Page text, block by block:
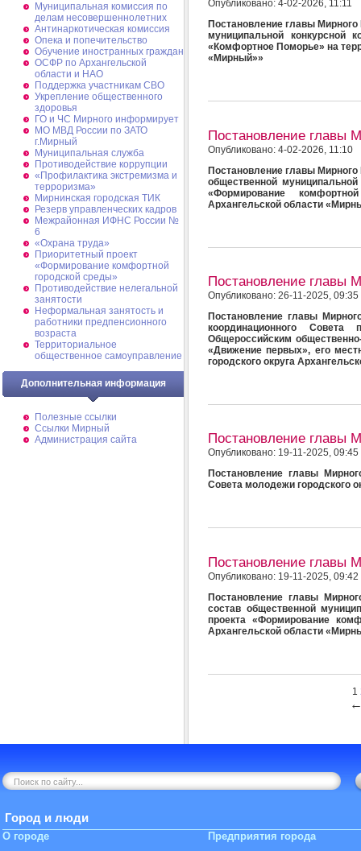
Муниципальная комиссия по
делам несовершеннолетних
Антинаркотическая комиссия
Опека и попечительство
Обучение иностранных граждан
ОСФР по Архангельской
области и НАО
Поддержка участникам СВО
Укрепление общественного
здоровья
ГО и ЧС Мирного информирует
МО МВД России по ЗАТО
г.Мирный
Муниципальная cлужба
Противодействие коррупции
«Профилактика экстремизма и
терроризма»
Мирнинская городская ТИК
Резерв управленческих кадров
Межрайонная ИФНС России №
6
«Охрана труда»
Приоритетный проект
«Формирование комфортной
городской среды»
Противодействие нелегальной
занятости
Неформальная занятость и
работники предпенсионного
возраста
Территориальное
общественное самоуправление
Дополнительная информация
Полезные ссылки
Ссылки Мирный
Администрация сайта
Опубликовано: 4-02-2026, 11:11
Постановление главы
муниципальной конкурсной
«Комфортное Поморье» на
«Мирный»»
Постановление главы
Опубликовано: 4-02-2026, 11:10
Постановление главы
общественной
«Формирование
Архангельской области
Постановление главы
Опубликовано: 26-11-2025, 09:35
Постановление главы
координационного
Общероссийским
«Движение первых», его
городского округа
Постановление главы
Опубликовано: 19-11-2025, 09:45
Постановление главы
Совета молодежи городского
Постановление главы
Опубликовано: 19-11-2025, 09:42
Постановление главы
состав общественной
проекта «Формирование
Архангельской области
1
Город и люди
О городе Предприятия города